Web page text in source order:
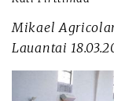
Mikael
Lauantai